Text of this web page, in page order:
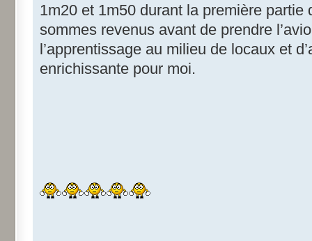
1m20 et 1m50 durant la première
sommes revenus avant de prendre
l’apprentissage au milieu de locaux et
enrichissante pour moi.